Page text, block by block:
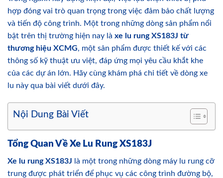
hợp đóng vai trò quan trọng trong việc đảm bảo chất lượng
và tiến độ công trình. Một trong những dòng sản phẩm nổi
bật trên thị trường hiện nay là xe lu rung XS183J từ
thương hiệu XCMG, một sản phẩm được thiết kế với các
thông số kỹ thuật ưu việt, đáp ứng mọi yêu cầu khắt khe
của các dự án lớn. Hãy cùng khám phá chi tiết về dòng xe
lu này qua bài viết dưới đây.
Nội Dung Bài Viết
Tổng Quan Về Xe Lu Rung XS183J
Xe lu rung XS183J là một trong những dòng máy lu rung cỡ
trung được phát triển để phục vụ các công trình đường bộ,